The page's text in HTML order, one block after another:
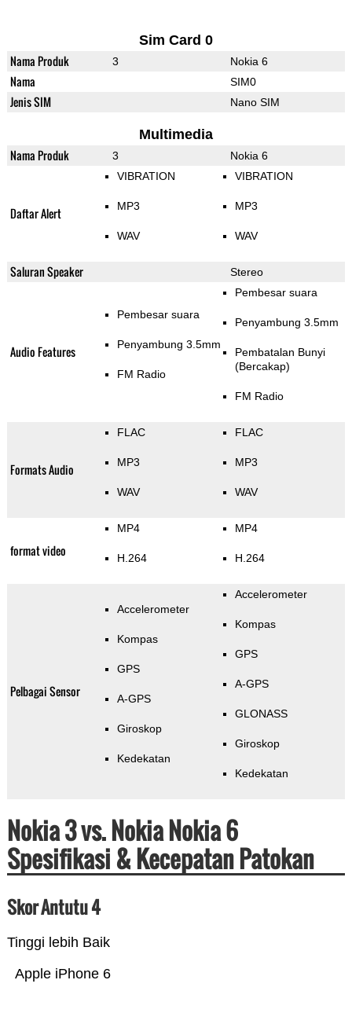
Sim Card 0
Nama Produk 3 Nokia 6
Nama SIM0
Jenis SIM Nano SIM
Multimedia
Nama Produk 3 Nokia 6
Daftar Alert
VIBRATION
MP3
WAV
VIBRATION
MP3
WAV
Saluran Speaker Stereo
Audio Features
Pembesar suara
Penyambung 3.5mm
FM Radio
Pembesar suara
Penyambung 3.5mm
Pembatalan Bunyi
(Bercakap)
FM Radio
Formats Audio
FLAC
MP3
WAV
FLAC
MP3
WAV
format video
MP4
H.264
MP4
H.264
Pelbagai Sensor
Accelerometer
Kompas
GPS
A-GPS
Giroskop
Kedekatan
Accelerometer
Kompas
GPS
A-GPS
GLONASS
Giroskop
Kedekatan
Nokia 3 vs. Nokia Nokia 6
Spesifikasi & Kecepatan Patokan
Skor Antutu 4
Tinggi lebih Baik
Apple iPhone 6